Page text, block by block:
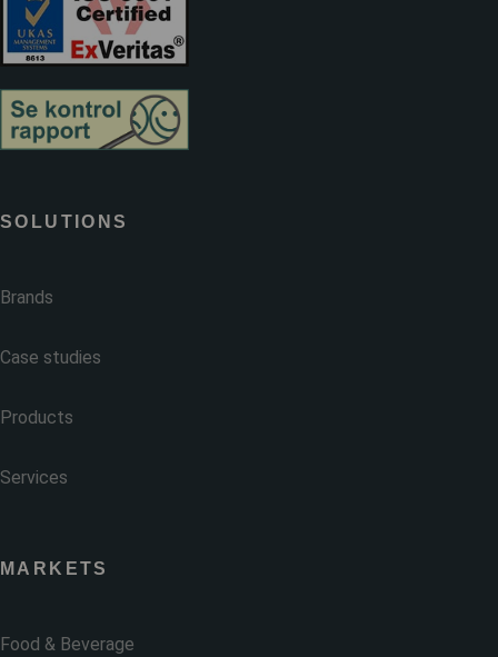
SOLUTIONS
Brands
Case studies
Products
Services
MARKETS
Food & Beverage